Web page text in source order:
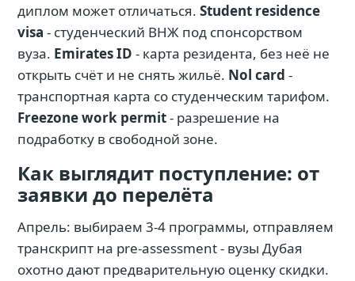
диплом может отличаться. Student residence
visa - студенческий ВНЖ под спонсорством
вуза. Emirates ID - карта резидента, без неё не
открыть счёт и не снять жильё. Nol card -
транспортная карта со студенческим тарифом.
Freezone work permit- разрешение на
подработку в свободной зоне.
Как выглядит поступление: от
заявки до перелёта
Апрель: выбираем 3-4 программы, отправляем
транскрипт на pre-assessment - вузы Дубая
охотно дают предварительную оценку скидки.